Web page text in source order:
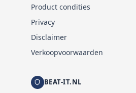
Product condities
Privacy
Disclaimer
Verkoopvoorwaarden
BEAT-IT.NL